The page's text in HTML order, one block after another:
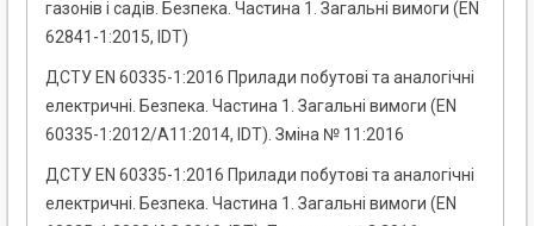
газонів і садів. Безпека. Частина 1. Загальні вимоги (EN
62841-1:2015, IDT)
ДСТУ EN 60335-1:2016 Прилади побутові та аналогічні
електричні. Безпека. Частина 1. Загальні вимоги (EN
60335-1:2012/A11:2014, IDT). Зміна № 11:2016
ДСТУ EN 60335-1:2016 Прилади побутові та аналогічні
електричні. Безпека. Частина 1. Загальні вимоги (EN